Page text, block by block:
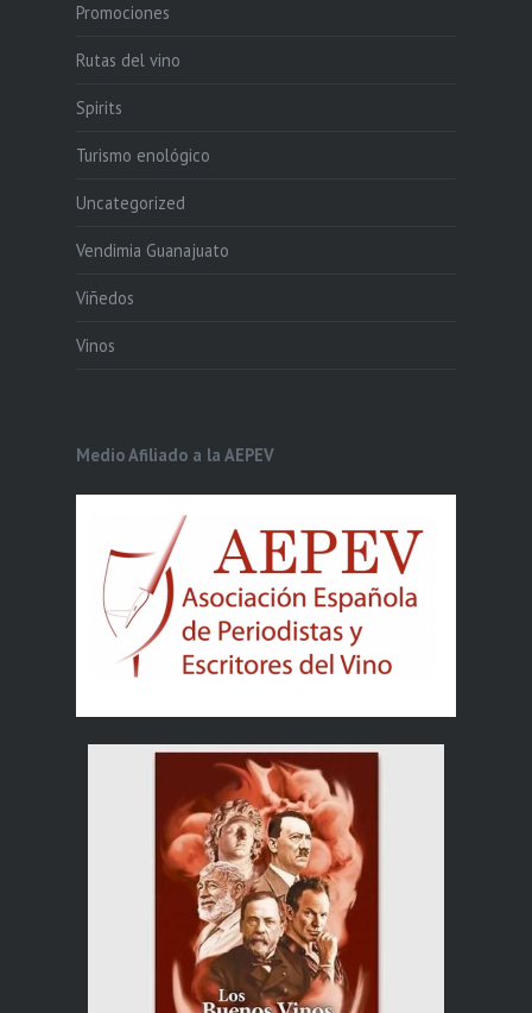
Promociones
Rutas del vino
Spirits
Turismo enológico
Uncategorized
Vendimia Guanajuato
Viñedos
Vinos
Medio Afiliado a la AEPEV